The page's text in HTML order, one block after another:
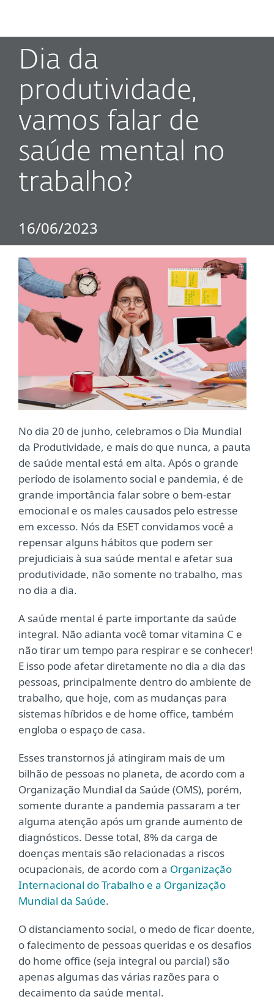
Dia da
produtividade,
vamos falar de
saúde mental no
trabalho?
16/06/2023
No dia 20 de junho, celebramos o Dia Mundial
da Produtividade, e mais do que nunca, a pauta
de saúde mental está em alta. Após o grande
período de isolamento social e pandemia, é de
grande importância falar sobre o bem-estar
emocional e os males causados pelo estresse
em excesso. Nós da ESET convidamos você a
repensar alguns hábitos que podem ser
prejudiciais à sua saúde mental e afetar sua
produtividade, não somente no trabalho, mas
no dia a dia.
A saúde mental é parte importante da saúde
integral. Não adianta você tomar vitamina C e
não tirar um tempo para respirar e se conhecer!
E isso pode afetar diretamente no dia a dia das
pessoas, principalmente dentro do ambiente de
trabalho, que hoje, com as mudanças para
sistemas híbridos e de home office, também
engloba o espaço de casa.
Esses transtornos já atingiram mais de um
bilhão de pessoas no planeta, de acordo com a
Organização Mundial da Saúde (OMS), porém,
somente durante a pandemia passaram a ter
alguma atenção após um grande aumento de
diagnósticos. Desse total, 8% da carga de
doenças mentais são relacionadas a riscos
ocupacionais, de acordo com a Organização
Internacional do Trabalho e a Organização
Mundial da Saúde.
O distanciamento social, o medo de ficar doente,
o falecimento de pessoas queridas e os desafios
do home office (seja integral ou parcial) são
apenas algumas das várias razões para o
decaimento da saúde mental.